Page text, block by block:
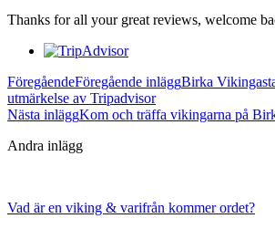
Thanks for all your great reviews, welcome
FöregåendeFöregående inläggBirka
utmärkelse av Tripadvisor
Nästa inläggKom och träffa vikingarna på
Andra inlägg
Vad är en viking & varifrån kommer ordet?